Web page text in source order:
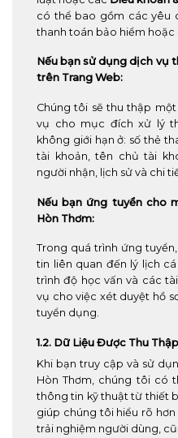
có thể bao gồm các yêu
thanh toán bảo hiểm hoặc
Nếu bạn sử dụng dịch vụ
trên Trang Web:
Chúng tôi sẽ thu thập
vụ cho mục đích xử lý
không giới hạn ở: số thẻ
tài khoản, tên chủ tài
người nhận, lịch sử và chi
Nếu bạn ứng tuyển cho
Hòn Thơm:
Trong quá trình ứng
tin liên quan đến lý lịch
trình độ học vấn và các
vụ cho việc xét duyệt hồ
tuyển dụng.
1.2. Dữ Liệu Được Thu
Khi bạn truy cập và sử
Hòn Thơm, chúng tôi có
thông tin kỹ thuật từ thiết
giúp chúng tôi hiểu rõ
trải nghiệm người dùng,